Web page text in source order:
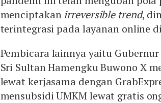
menciptakanirreversible trend,
terintegrasi pada layanan online
Pembicara lainnya yaitu
Sri Sultan Hamengku Buwono X
lewat kerjasama dengan
mensubsidi UMKM lewat gratis